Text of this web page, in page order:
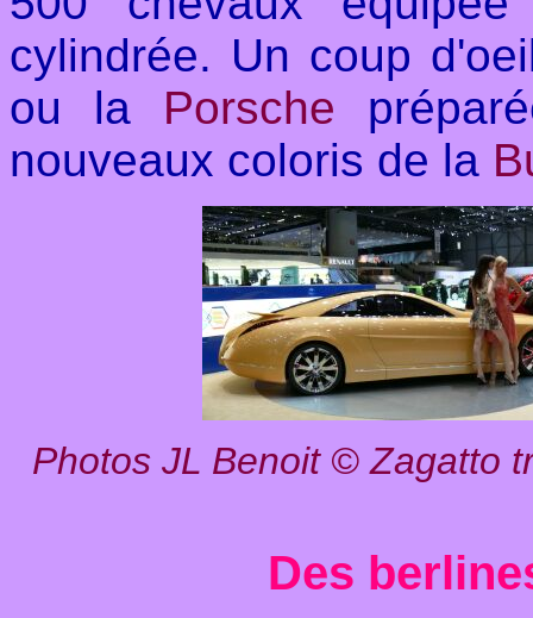
cylindrée. Un coup
ou la Porsche
nouveaux coloris de la
Photos JL Benoit ©Zagatto
Des